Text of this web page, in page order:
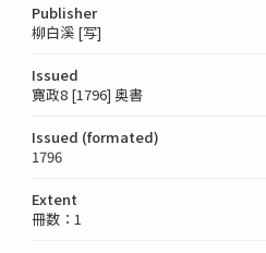
Publisher
柳白溪 [写]
Issued
寛政8 [1796] 奥書
Issued (formated)
1796
Extent
冊数：1